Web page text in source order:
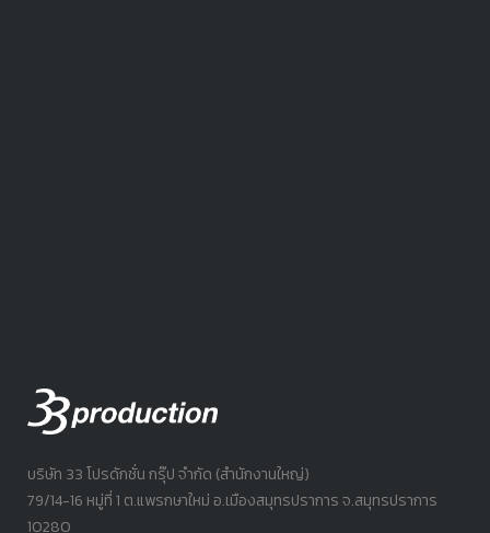
บริษัท 33 โปรดักชั่น กรุ๊ป จำกัด (สำนักงานใหญ่)
79/14-16 หมู่ที่ 1 ต.แพรกษาใหม่ อ.เมืองสมุทรปราการ จ.สมุทรปราการ
10280